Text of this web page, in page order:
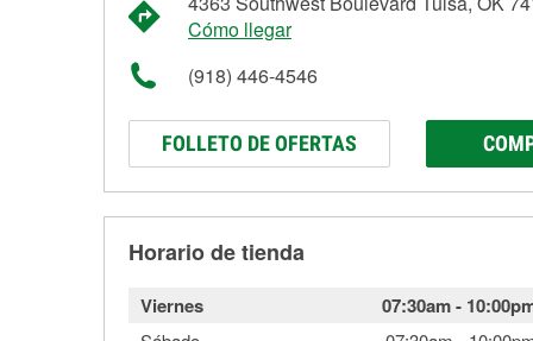
Cómo llegar
(918) 446-4546
FOLLETO DE OFERTAS
Horario de tienda
Viernes 07:30am-